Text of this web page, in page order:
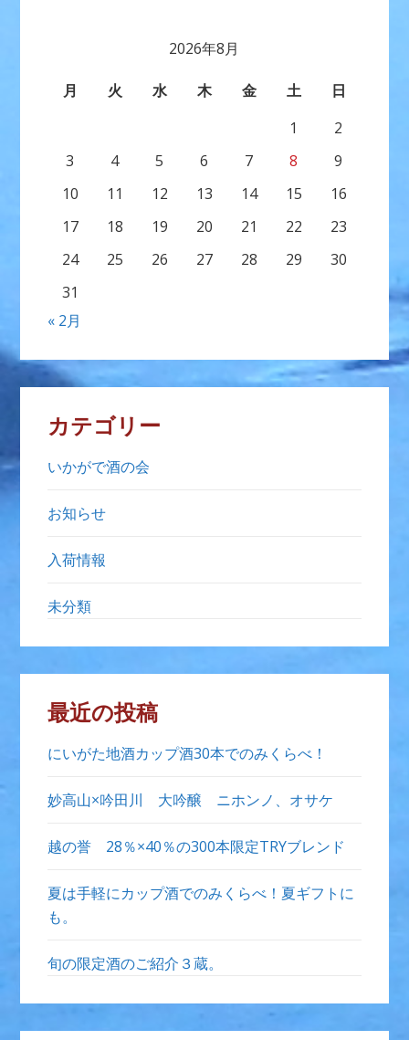
2026年8月
月 火 水 木 金 土
日
1
2
3
4 5 6 7 8
9
10
11 12 13 14 15
16
17
18 19 20 21 22
23
24
25 26 27 28 29
30
31
« 2月
カテゴリー
いかがで酒の会
お知らせ
入荷情報
未分類
最近の投稿
にいがた地酒カップ酒30本でのみくらべ！
妙高山×吟田川 大吟醸 ニホンノ、オサケ
越の誉 28％×40％の300本限定TRYブレンド
夏は手軽にカップ酒でのみくらべ！夏ギフトに
も。
旬の限定酒のご紹介３蔵。